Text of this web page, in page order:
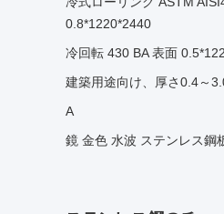
0.8*1220*2440
冷回転 430 BA 表面
建築用途向け、厚さ0.4～
A
鏡 金色 水波 ステンレス鋼